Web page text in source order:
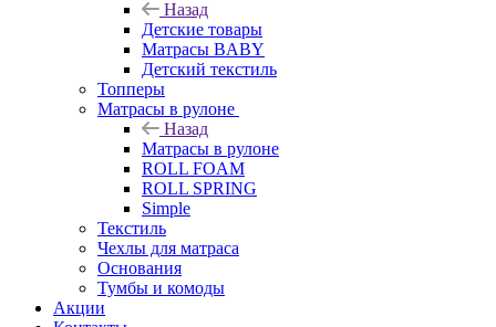
Назад
Детские товары
Матрасы BABY
Детский текстиль
Топперы
Матрасы в рулоне
Назад
Матрасы в рулоне
ROLL FOAM
ROLL SPRING
Simple
Текстиль
Чехлы для матраса
Основания
Тумбы и комоды
Акции